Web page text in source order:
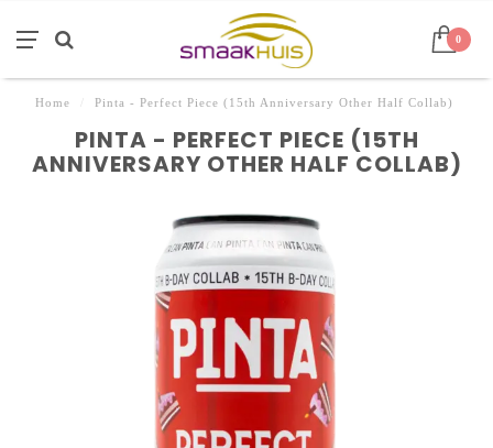
0
Home Pinta - Perfect Piece (15th Anniversary Other Half Collab)
PINTA - PERFECT PIECE (15TH
ANNIVERSARY OTHER HALF COLLAB)